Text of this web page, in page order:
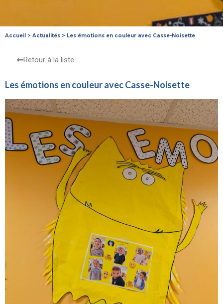
Accueil > Actualités > Les émotions en couleur avec Casse-Noisette
Retour à la liste
Les émotions en couleur avec Casse-Noisette